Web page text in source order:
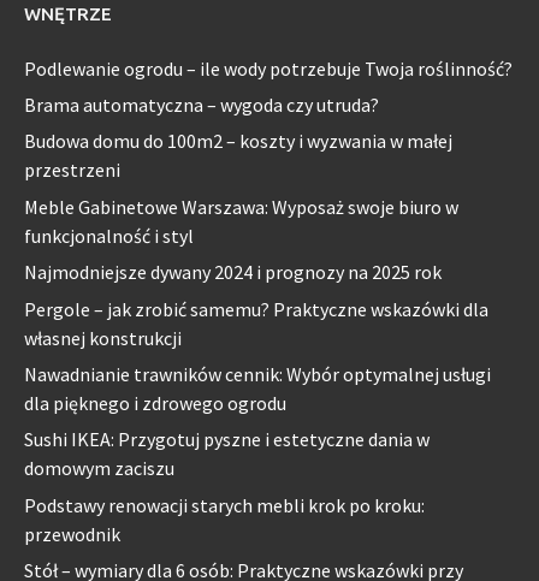
WNĘTRZE
Podlewanie ogrodu – ile wody potrzebuje Twoja roślinność?
Brama automatyczna – wygoda czy utruda?
Budowa domu do 100m2 – koszty i wyzwania w małej
przestrzeni
Meble Gabinetowe Warszawa: Wyposaż swoje biuro w
funkcjonalność i styl
Najmodniejsze dywany 2024 i prognozy na 2025 rok
Pergole – jak zrobić samemu? Praktyczne wskazówki dla
własnej konstrukcji
Nawadnianie trawników cennik: Wybór optymalnej usługi
dla pięknego i zdrowego ogrodu
Sushi IKEA: Przygotuj pyszne i estetyczne dania w
domowym zaciszu
Podstawy renowacji starych mebli krok po kroku:
przewodnik
Stół – wymiary dla 6 osób: Praktyczne wskazówki przy